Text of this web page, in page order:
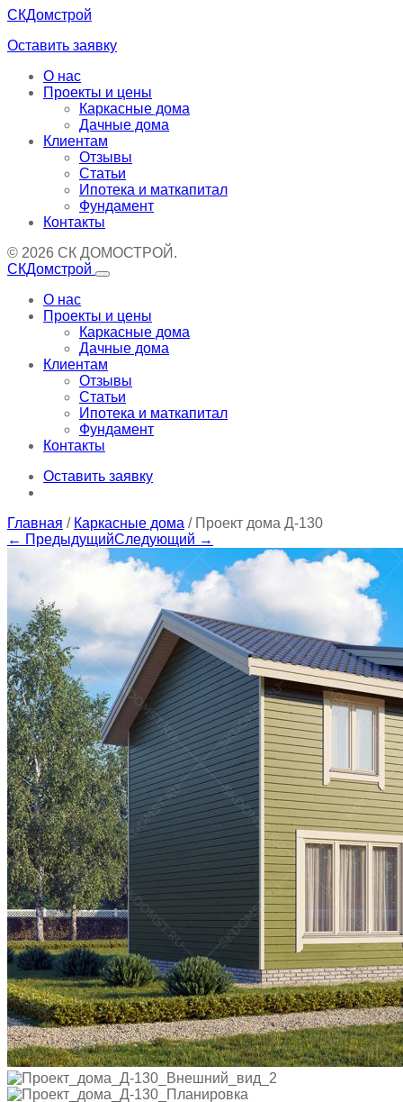
СКДомстрой
Оставить заявку
О нас
Проекты и цены
Каркасные дома
Дачные дома
Клиентам
Отзывы
Статьи
Ипотека и маткапитал
Фундамент
Контакты
© 2026 СК ДОМОСТРОЙ.
СКДомстрой
О нас
Проекты и цены
Каркасные дома
Дачные дома
Клиентам
Отзывы
Статьи
Ипотека и маткапитал
Фундамент
Контакты
Оставить заявку
Главная / Каркасные дома / Проект дома Д-130
← ПредыдущийСледующий →